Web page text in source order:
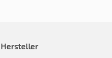
Hersteller